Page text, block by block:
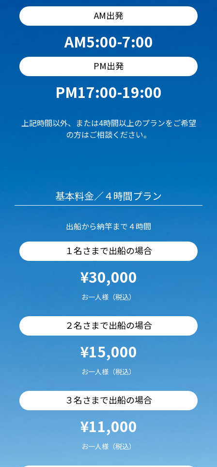
AM出発
AM5:00-7:00
PM出発
PM17:00-19:00
上記時間以外、または4時間以上のプランをご希望
の方はご相談ください。
基本料金／４時間プラン
出船から納竿まで４時間
１名さまで出船の場合
¥30,000
お一人様（税込）
２名さまで出船の場合
¥15,000
お一人様（税込）
３名さまで出船の場合
¥11,000
お一人様（税込）